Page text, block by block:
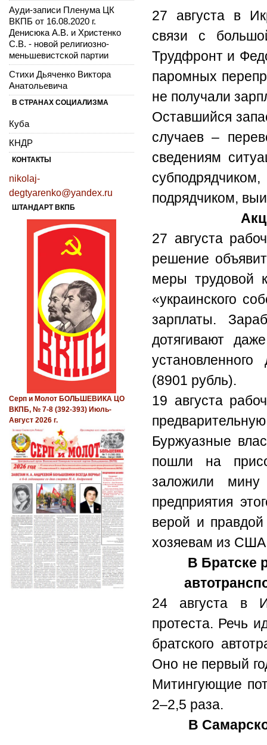
27 августа в
связи с
Трудфронт и
паромных
не получали
Оставшийся
случаев –
сведениям
подрядчиком,
27 августа
решение
меры трудовой
«украинского
зарплаты.
дотягивают
(8901 рубль).
19 августа
предварительную
Буржуазные
пошли на
заложили мину
предприятия
верой и
хозяевам из
В Братске
24 августа в
протеста. Речь
братского
Оно не первый
Митингующие
2–2,5 раза.
В
Ауди-записи Пленума ЦК
ВКПБ от 16.08.2020 г.
Денисюка А.В. и Христенко
С.В. - новой религиозно-
меньшевистской партии
Стихи Дьяченко Виктора
Анатольевича
В СТРАНАХ СОЦИАЛИЗМА
Куба
КНДР
КОНТАКТЫ
nikolaj-
degtyarenko@yandex.ru
ШТАНДАРТ ВКПБ
Серп и Молот БОЛЬШЕВИКА ЦО
ВКПБ, № 7-8 (392-393) Июль-
Август 2026 г.